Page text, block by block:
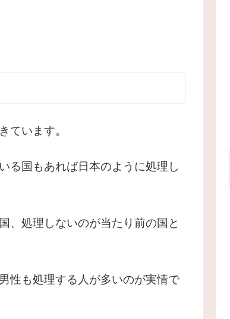
ています。
る国もあれば日本のように処理し
、処理しないのが当たり前の国と
性も処理する人が多いのが実情で